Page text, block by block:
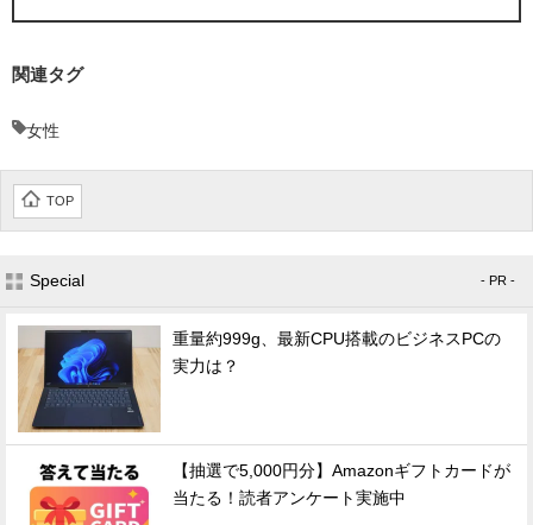
関連タグ
女性
TOP
Special - PR -
重量約999g、最新CPU搭載のビジネスPCの
実力は？
【抽選で5,000円分】Amazonギフトカードが
当たる！読者アンケート実施中